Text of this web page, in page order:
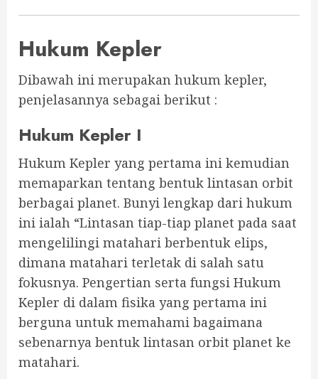
Hukum Kepler
Dibawah ini merupakan hukum kepler,
penjelasannya sebagai berikut :
Hukum Kepler I
Hukum Kepler yang pertama ini kemudian
memaparkan tentang bentuk lintasan orbit
berbagai planet. Bunyi lengkap dari hukum
ini ialah “Lintasan tiap-tiap planet pada saat
mengelilingi matahari berbentuk elips,
dimana matahari terletak di salah satu
fokusnya. Pengertian serta fungsi Hukum
Kepler di dalam fisika yang pertama ini
berguna untuk memahami bagaimana
sebenarnya bentuk lintasan orbit planet ke
matahari.